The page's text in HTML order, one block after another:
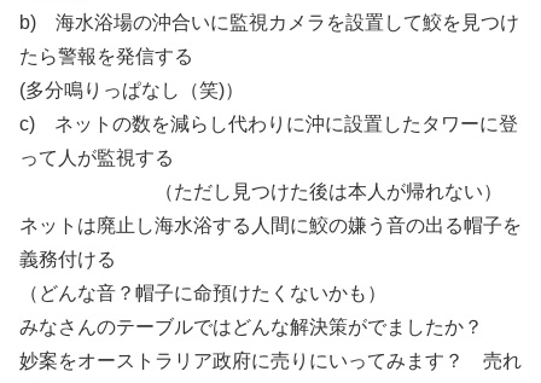
b) 海水浴場の沖合いに監視カメラを設置して鮫を見つけ
たら警報を発信する
(多分鳴りっぱなし（笑)）
c) ネットの数を減らし代わりに沖に設置したタワーに登
って人が監視する
（ただし見つけた後は本人が帰れない）
ネットは廃止し海水浴する人間に鮫の嫌う音の出る帽子を
義務付ける
（どんな音？帽子に命預けたくないかも）
みなさんのテーブルではどんな解決策がでましたか？
妙案をオーストラリア政府に売りにいってみます？ 売れ